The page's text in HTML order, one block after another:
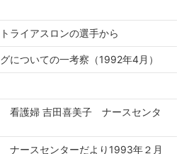
ライアスロンの選手から
についての一考察（1992年4月）
看護婦 吉田喜美子 ナースセンタ
ナースセンターだより1993年２月